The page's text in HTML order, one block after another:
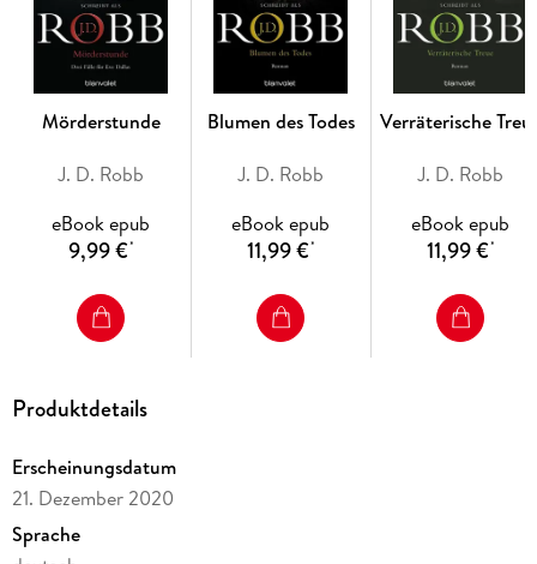
Future-Crime-Spannung:Packende Mordfälle in einem
futuristischen New York.
Starke Ermittlerin: Eve Dallas überzeugt mit Cleverness, Mut
und Tiefe.
eine einzigartige Liebesstory.
Mörderstunde
J. D. Robb
eBook epub
9,99 €*
Blumen des Todes
J. D. Robb
eBook epub
11,99 €*
Verräterische
J. D. Robb
eBook epub
11,99 €*
Produktdetails
Erscheinungsdatum
21. Dezember 2020
Sprache